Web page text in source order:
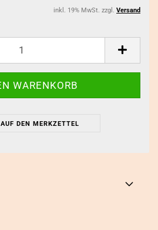
inkl. 19% MwSt. zzgl. Versand
AUF DEN MERKZETTEL